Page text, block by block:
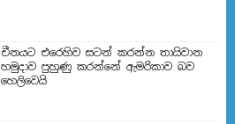
චීනයට එරෙහිව සටන් කරන්න තායිවාන
හමුදාව පුහුණු කරන්නේ ඇමරිකාව බව
හෙලිවෙයි